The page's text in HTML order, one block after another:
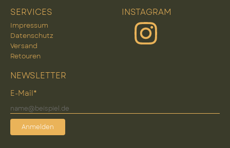
SERVICES
Impressum
Datenschutz
Versand
Retouren
INSTAGRAM
NEWSLETTER
E-Mail*
Anmelden